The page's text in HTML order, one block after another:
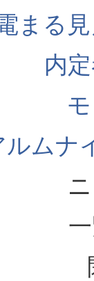
まる
内
ルム